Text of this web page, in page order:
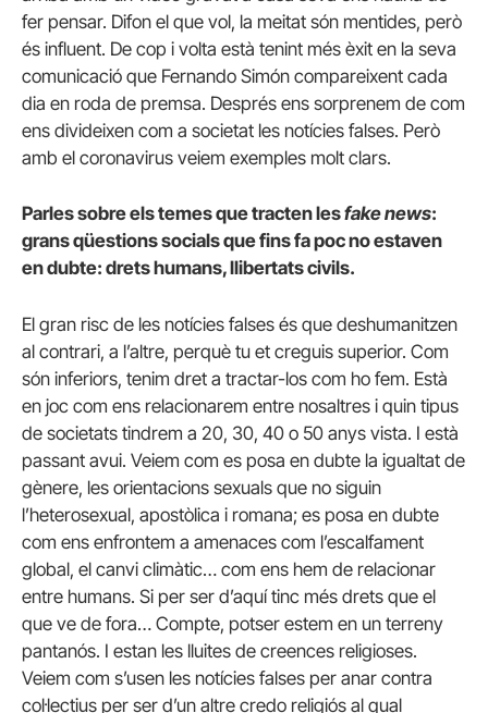
fer pensar. Difon el que vol, la meitat són mentides, però
és influent. De cop i volta està tenint més èxit en la seva
comunicació que Fernando Simón compareixent cada
dia en roda de premsa. Després ens sorprenem de com
ens divideixen com a societat les notícies falses. Però
amb el coronavirus veiem exemples molt clars.
Parles sobre els temes que tracten lesfake news:
grans qüestions socials que fins fa poc no estaven
en dubte: drets humans, llibertats civils.
El gran risc de les notícies falses és que deshumanitzen
al contrari, a l’altre, perquè tu et creguis superior. Com
són inferiors, tenim dret a tractar-los com ho fem. Està
en joc com ens relacionarem entre nosaltres i quin tipus
de societats tindrem a 20, 30, 40 o 50 anys vista. I està
passant avui. Veiem com es posa en dubte la igualtat de
gènere, les orientacions sexuals que no siguin
l’heterosexual, apostòlica i romana; es posa en dubte
com ens enfrontem a amenaces com l’escalfament
global, el canvi climàtic… com ens hem de relacionar
entre humans. Si per ser d’aquí tinc més drets que el
que ve de fora… Compte, potser estem en un terreny
pantanós. I estan les lluites de creences religioses.
Veiem com s’usen les notícies falses per anar contra
col·lectius per ser d’un altre credo religiós al qual